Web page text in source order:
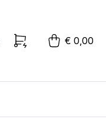
€ 0,00